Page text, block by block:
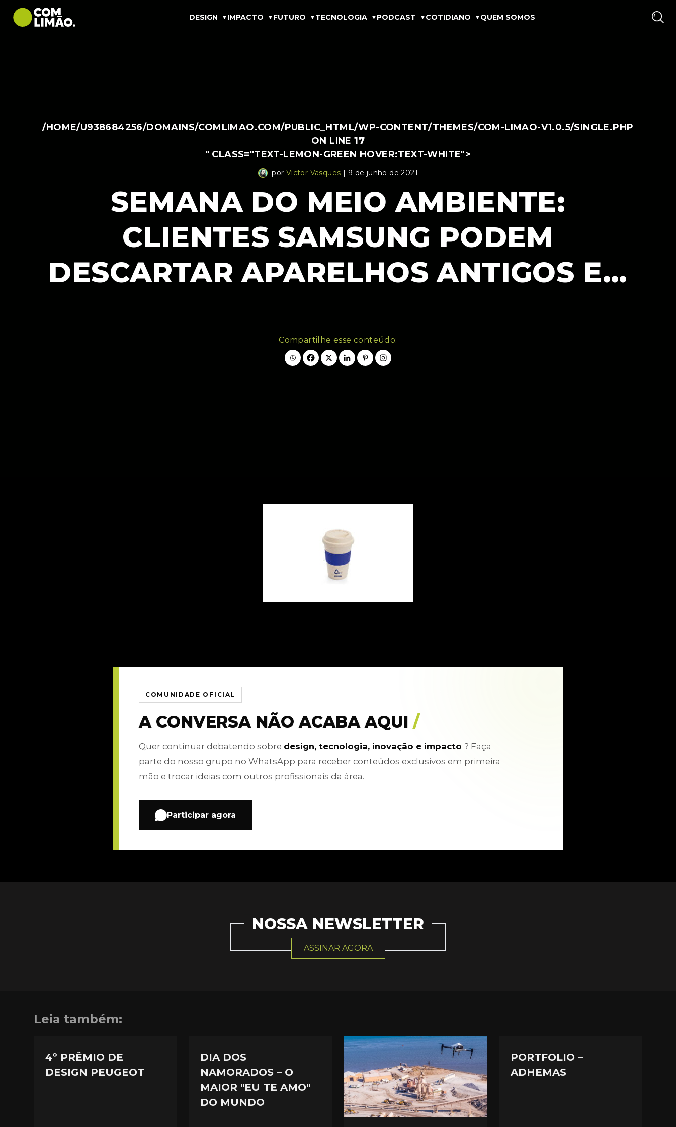
DESIGN IMPACTO FUTURO TECNOLOGIA PODCAST COTIDIANO QUEM SOMOS
/HOME/U938684256/DOMAINS/COMLIMAO.COM/PUBLIC_HTML/WP-CONTENT/THEMES/COM-LIMAO-V1.0.5/SINGLE.PHP
ON LINE17
" CLASS="TEXT-LEMON-GREEN HOVER:TEXT-WHITE">
por Victor Vasques | 9 de junho de 2021
SEMANA DO MEIO AMBIENTE:
CLIENTES SAMSUNG PODEM
DESCARTAR APARELHOS ANTIGOS E…
Compartilhe esse conteúdo:
COMUNIDADE OFICIAL
A CONVERSA NÃO ACABA AQUI /
Quer continuar debatendo sobre design, tecnologia, inovação e impacto ? Faça
parte do nosso grupo no WhatsApp para receber conteúdos exclusivos em primeira
mão e trocar ideias com outros profissionais da área.
Participar agora
NOSSA NEWSLETTER
ASSINAR AGORA
Leia também:
4º PRÊMIO DE
DESIGN PEUGEOT
DIA DOS
NAMORADOS – O
MAIOR "EU TE AMO"
DO MUNDO
PORTFOLIO –
ADHEMAS